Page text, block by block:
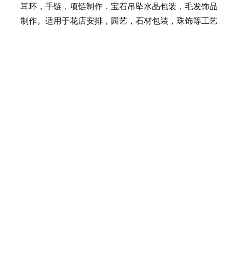
耳环，手链，项链制作，宝石吊坠水晶包装，毛发饰品
制作。适用于花店安排，园艺，石材包装，珠饰等工艺